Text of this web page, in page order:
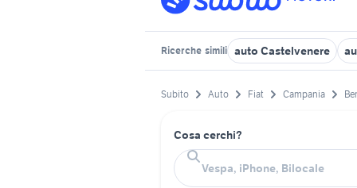
Ricerche simili auto Castelvenere
Subito Auto Fiat Campania
Cosa cerchi?